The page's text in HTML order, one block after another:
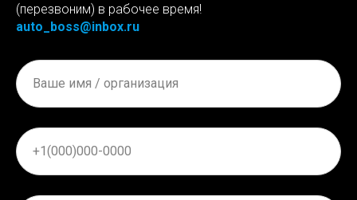
(перезвоним) в рабочее время!
auto_boss@inbox.ru